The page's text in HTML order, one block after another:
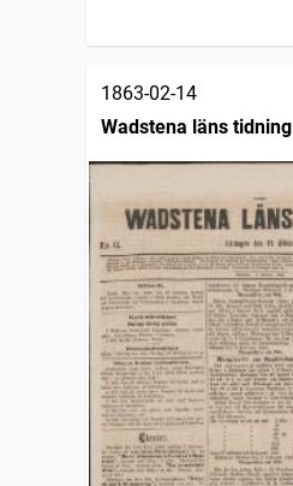
1863-02-14
Wadstena läns tidning